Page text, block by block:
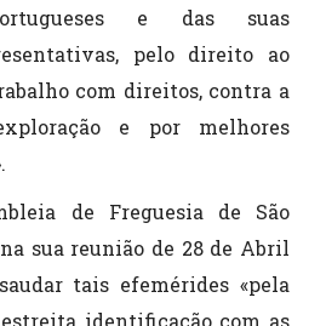
e das suas
pelo direito ao
com direitos, contra a
e por melhores
de Freguesia de São
sua reunião de 28 de Abril
tais efemérides «pela
identificação com as